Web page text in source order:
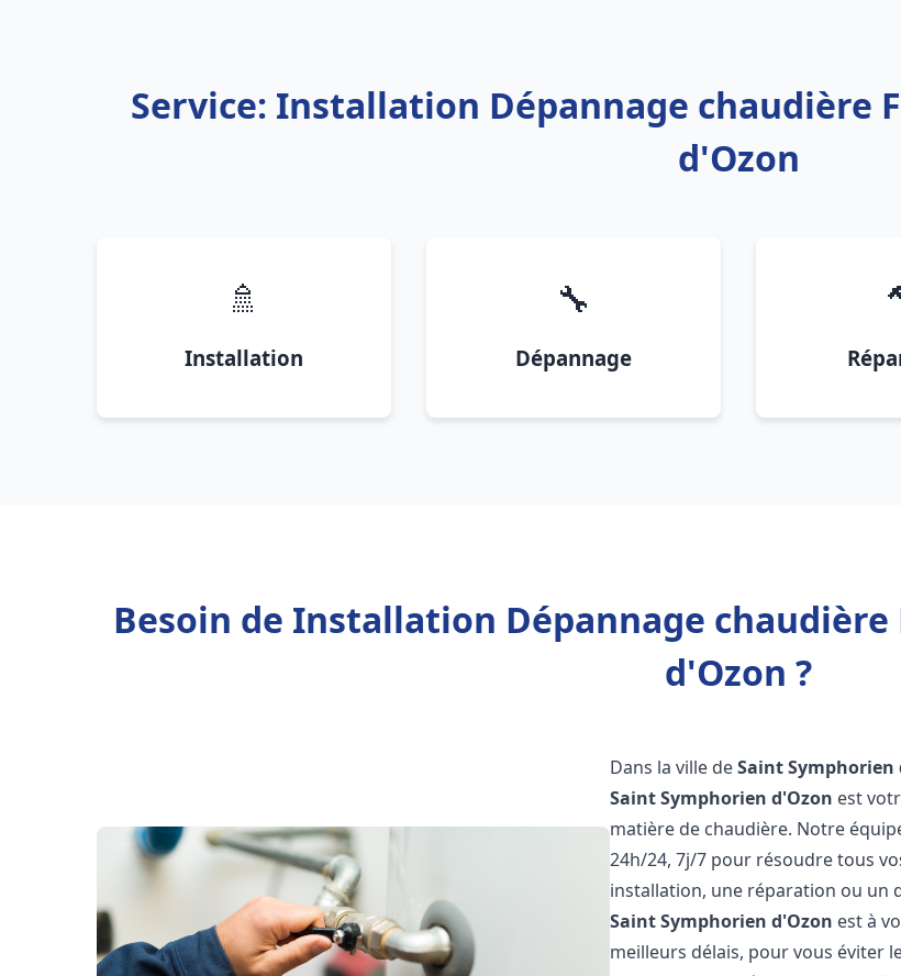
Service: Installation Dépannage chaudière
d'Ozon
🚿
Installation
🔧
Dépannage
Besoin de Installation Dépannage
d'Ozon ?
Dans la ville deSaint Symphorien
Saint Symphorien d'Ozon est
matière de chaudière. Notre
24h/24, 7j/7 pour résoudre tous
installation, une réparation ou un
Saint Symphorien d'Ozon est à
meilleurs délais, pour vous éviter